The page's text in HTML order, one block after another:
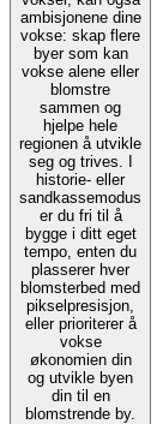
ambisjonene dine
vokse: skap flere
byer som kan
vokse alene eller
blomstre
sammen og
hjelpe hele
regionen å utvikle
seg og trives. I
historie- eller
sandkassemodus
er du fri til å
bygge i ditt eget
tempo, enten du
plasserer hver
blomsterbed med
pikselpresisjon,
eller prioriterer å
vokse
økonomien din
og utvikle byen
din til en
blomstrende by.